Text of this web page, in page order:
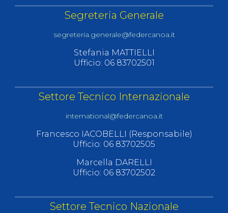
Segreteria Generale
segreteria.generale@federcanoa.it
Stefania MATTIELLI
Ufficio: 06 83702501
Settore Tecnico Internazionale
international@federcanoa.it
Francesco IACOBELLI (Responsabile)
Ufficio: 06 83702505
Marcella DARELLI
Ufficio: 06 83702502
Settore Tecnico Nazionale